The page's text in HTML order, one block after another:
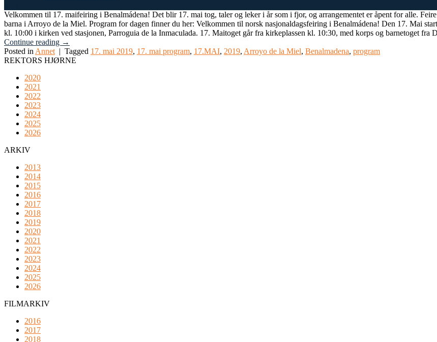
Velkommen til 17. maifeiring i Benalmádena! Det blir 17. mai tog, taler og leker i år som i fjor, og arrangementet er åpent for alle.
barna i Arroyo de la Miel. Program for dagen finner du her: Velkommen til norsk nasjonaldagsfeiring i Benalmádena! Den 17. Mai
kl. 10:00 i kirken ved stasjonen, Parroguia de la Inmaculada. 17. Maitoget går fra kirkeplassen kl. 10:30, med korps og barnetoget fra
Continue reading →
Posted in Annet | Tagged 17. mai 2019, 17. mai program, 17.MAI, 2019, Arroyo de la Miel, Benalmadena, program
REKTORS HJØRNE
2020
2021
2022
2023
2024
2025
2026
ARKIV
2013
2014
2015
2016
2017
2018
2019
2020
2021
2022
2023
2024
2025
2026
FILMARKIV
2016
2017
2018